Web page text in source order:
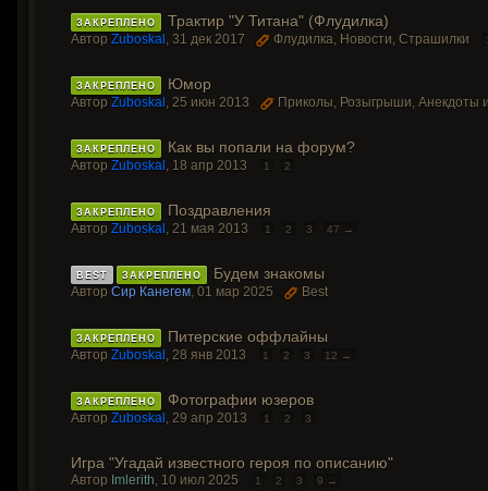
ЗАКРЕПЛЕНО Трактир "У Титана" (Флудилка)
Автор Zuboskal , 31 дек 2017 Флудилка, Новости, Страшилки
ЗАКРЕПЛЕНО Юмор
Автор Zuboskal , 25 июн 2013 Приколы, Розыгрыши, Анекдоты
ЗАКРЕПЛЕНО Как вы попали на форум?
Автор Zuboskal , 18 апр 2013 1 2
ЗАКРЕПЛЕНО Поздравления
Автор Zuboskal , 21 мая 2013 1 2 3 47 →
BEST ЗАКРЕПЛЕНО Будем знакомы
Автор Сир Канегем, 01 мар 2025 Best
ЗАКРЕПЛЕНО Питерские оффлайны
Автор Zuboskal , 28 янв 2013 1 2 3 12 →
ЗАКРЕПЛЕНО Фотографии юзеров
Автор Zuboskal , 29 апр 2013 1 2 3
Игра "Угадай известного героя по описанию"
Автор Imlerith, 10 июл 2025 1 2 3 9 →